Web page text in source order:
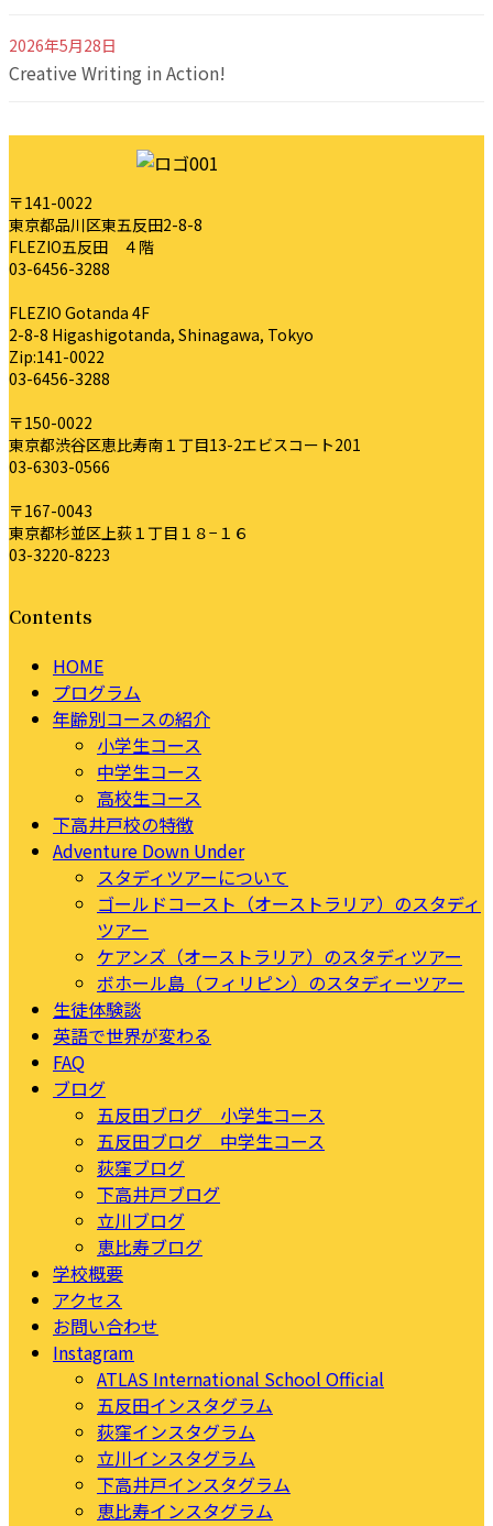
2026年5月28日
Creative Writing in Action!
〒141-0022
東京都品川区東五反田2-8-8
FLEZIO五反田 ４階
03-6456-3288
FLEZIO Gotanda 4F
2-8-8 Higashigotanda, Shinagawa, Tokyo
Zip:141-0022
03-6456-3288
〒150-0022
東京都渋谷区恵比寿南１丁目13-2エビスコート201
03-6303-0566
〒167-0043
東京都杉並区上荻１丁目１８−１６
03-3220-8223
Contents
HOME
プログラム
年齢別コースの紹介
小学生コース
中学生コース
高校生コース
下高井戸校の特徴
Adventure Down Under
スタディツアーについて
ゴールドコースト（オーストラリア）のスタディ
ツアー
ケアンズ（オーストラリア）のスタディツアー
ボホール島（フィリピン）のスタディーツアー
生徒体験談
英語で世界が変わる
FAQ
ブログ
五反田ブログ 小学生コース
五反田ブログ 中学生コース
荻窪ブログ
下高井戸ブログ
立川ブログ
恵比寿ブログ
学校概要
アクセス
お問い合わせ
Instagram
ATLAS International School Official
五反田インスタグラム
荻窪インスタグラム
立川インスタグラム
下高井戸インスタグラム
恵比寿インスタグラム